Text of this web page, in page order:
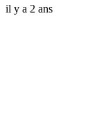
il y a 2 ans